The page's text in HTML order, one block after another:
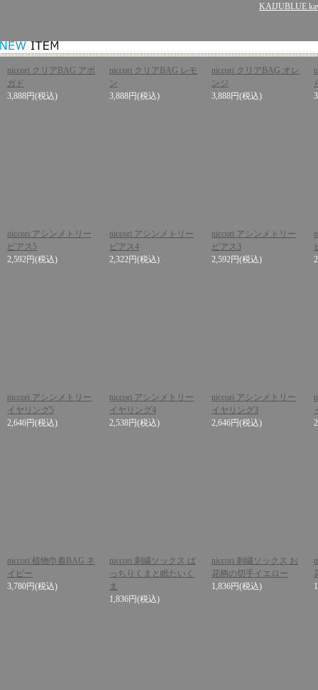
KAIJUBLUE
niccori クリアBAG アボ
ガド
3,888円(税込)
niccori クリアBAG レモ
ン
3,888円(税込)
niccori クリアBAG オレ
ンジ
3,888円(税込)
niccori アシンメトリー
ピアス5
2,592円(税込)
niccori アシンメトリー
ピアス4
2,322円(税込)
niccori アシンメトリー
ピアス3
2,592円(税込)
niccori アシンメトリー
イヤリング5
2,646円(税込)
niccori アシンメトリー
イヤリング4
2,538円(税込)
niccori アシンメトリー
イヤリング3
2,646円(税込)
niccori 植物巾着BAG ネ
イビー
3,780円(税込)
niccori 刺繍ソックス ぱ
っちりくまと眠たいく
ま
1,836円(税込)
niccori 刺繍ソックス お
花柄の切手イエロー
1,836円(税込)